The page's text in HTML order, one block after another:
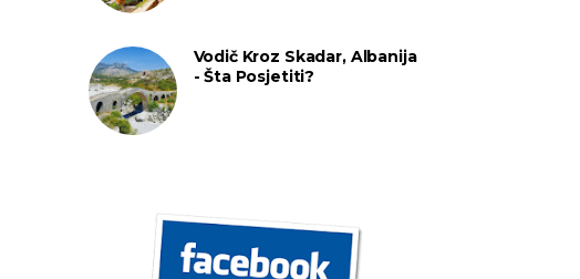
Vodič Kroz Skadar, Albanija
- Šta Posjetiti?